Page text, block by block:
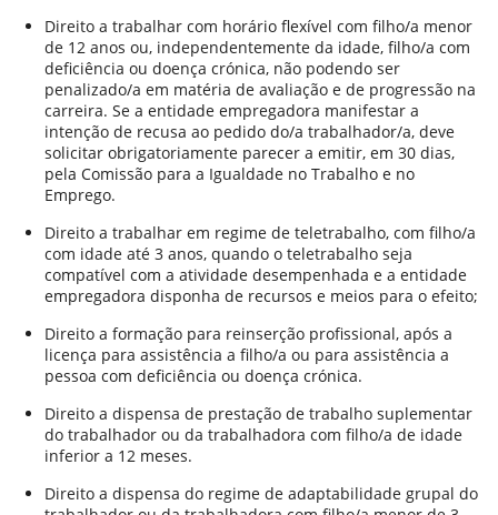
Direito a trabalhar com horário flexível com filho/a menor
de 12 anos ou, independentemente da idade, filho/a com
deficiência ou doença crónica, não podendo ser
penalizado/a em matéria de avaliação e de progressão na
carreira. Se a entidade empregadora manifestar a
intenção de recusa ao pedido do/a trabalhador/a, deve
solicitar obrigatoriamente parecer a emitir, em 30 dias,
pela Comissão para a Igualdade no Trabalho e no
Emprego.
Direito a trabalhar em regime de teletrabalho, com filho/a
com idade até 3 anos, quando o teletrabalho seja
compatível com a atividade desempenhada e a entidade
empregadora disponha de recursos e meios para o efeito;
Direito a formação para reinserção profissional, após a
licença para assistência a filho/a ou para assistência a
pessoa com deficiência ou doença crónica.
Direito a dispensa de prestação de trabalho suplementar
do trabalhador ou da trabalhadora com filho/a de idade
inferior a 12 meses.
Direito a dispensa do regime de adaptabilidade grupal do